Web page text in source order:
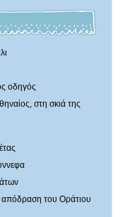
οδηγός
στη σκιά της
του Οράτιου